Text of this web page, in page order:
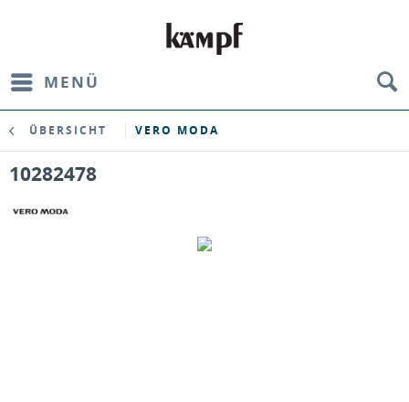
MENÜ
ÜBERSICHT VERO MODA
10282478